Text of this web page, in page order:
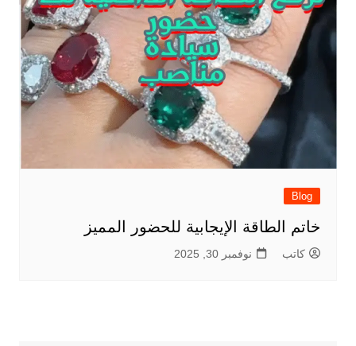
Blog
خاتم الطاقة الإيجابية للحضور المميز
كاتب نوفمبر 30, 2025